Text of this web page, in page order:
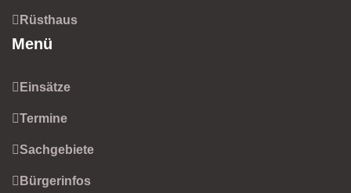
Rüsthaus
Menü
Einsätze
Termine
Sachgebiete
Bürgerinfos